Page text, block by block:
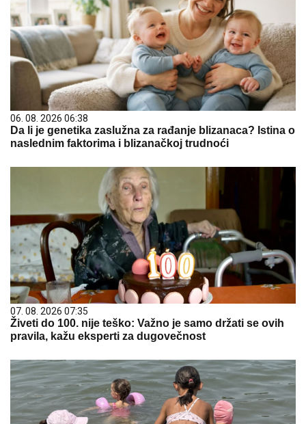
06. 08. 2026 06:38
Da li je genetika zaslužna za rađanje blizanaca? Istina o
naslednim faktorima i blizanačkoj trudnoći
07. 08. 2026 07:35
Živeti do 100. nije teško: Važno je samo držati se ovih
pravila, kažu eksperti za dugovečnost